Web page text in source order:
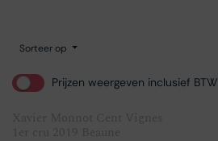
Sorteer op
Prijzen weergeven inclusief BTW